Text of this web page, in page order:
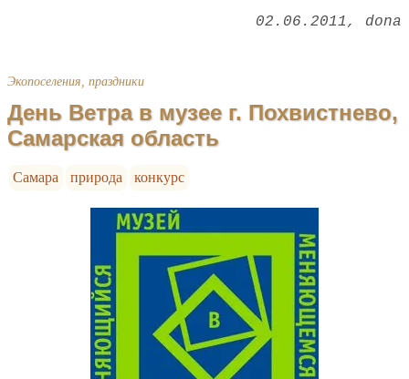
02.06.2011 dona
Экопоселения, праздники
День Ветра в музее г. Похвистнево,
Самарская область
Самара природа конкурс